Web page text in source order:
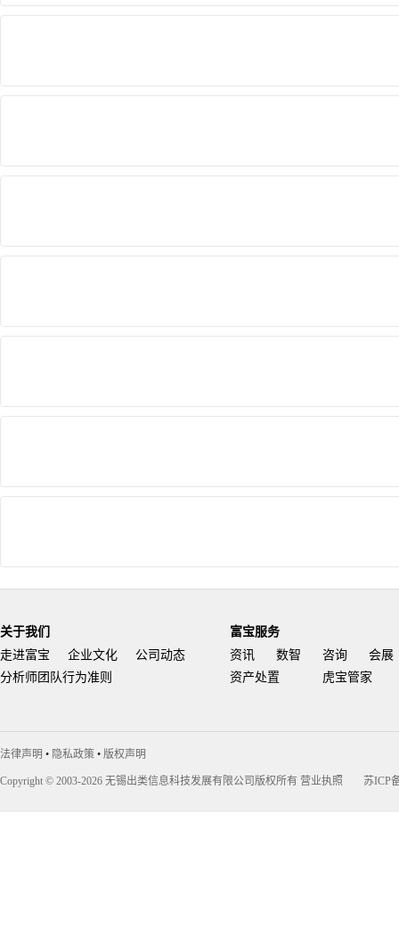
关于我们
走进富宝
企业文化
公司动态
分析师团队行为准则
富宝服务
资讯
数智 咨询
会展
资产处置
虎宝管家
法律声明 • 隐私政策 • 版权声明
Copyright © 2003-2026 无锡出类信息科技发展有限公司版权所有 营业执照 苏ICP